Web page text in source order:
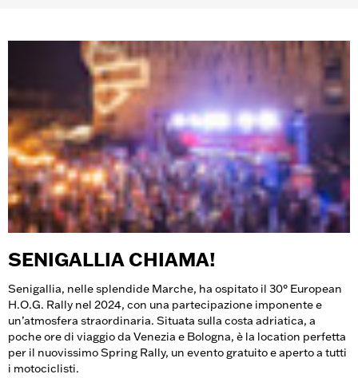
SENIGALLIA CHIAMA!
Senigallia, nelle splendide Marche, ha ospitato il 30° European
H.O.G. Rally nel 2024, con una partecipazione imponente e
un’atmosfera straordinaria. Situata sulla costa adriatica, a
poche ore di viaggio da Venezia e Bologna, è la location perfetta
per il nuovissimo Spring Rally, un evento gratuito e aperto a tutti
i motociclisti.